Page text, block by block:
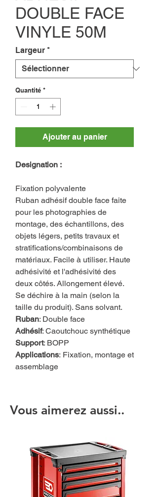
DOUBLE FACE
VINYLE 50M
Largeur *
Quantité *
Ajouter au panier
Designation :
Fixation polyvalente
Ruban adhésif double face faite
pour les photographies de
montage, des échantillons, des
objets légers, petits travaux et
stratifications/combinaisons de
matériaux. Facile à utiliser. Haute
adhésivité et l'adhésivité des
deux côtés. Allongement élevé.
Se déchire à la main (selon la
taille du produit). Sans solvant.
Ruban: Double face
Adhésif: Caoutchouc synthétique
Support: BOPP
Applications: Fixation, montage et
assemblage
Vous aimerez aussi..